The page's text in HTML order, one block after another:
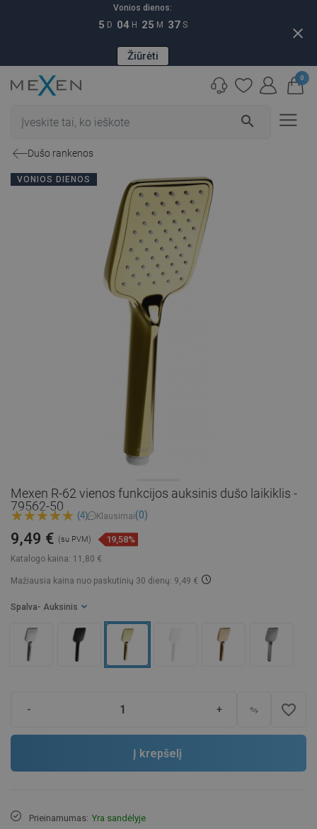
Vonios dienos:
5 D 04 H 25 M 36 S
Žiūrėti
close
search
0
Dušo rankenos
VONIOS DIENOS
Mexen R-62 vienos funkcijos auksinis dušo laikiklis -
79562-50
(4) Klausimai(0)
Katalogo kaina: 11,80 €
9,49 € (su PVM) 19,58%
Mažiausia kaina nuo paskutinių 30 dienų: 9,49 €
Spalva - Auksinis
- + favorite_border
Į krepšelį
Prieinamumas: Yra sandėlyje